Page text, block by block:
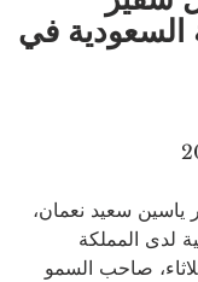
السعودية في
ياسين سعيد نعمان،
لدى المملكة
صاحب السمو